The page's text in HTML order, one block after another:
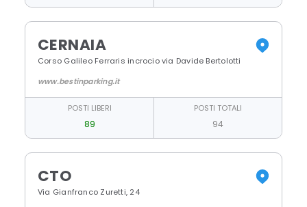
CERNAIA
Corso Galileo Ferraris incrocio via Davide Bertolotti
www.bestinparking.it
POSTI LIBERI
89
POSTI TOTALI
94
CTO
Via Gianfranco Zuretti, 24